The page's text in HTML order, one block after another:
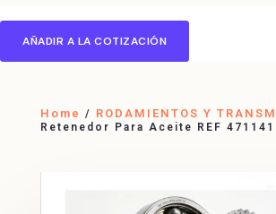
AÑADIR A LA COTIZACIÓN
Home / RODAMIENTOS Y
Retenedor Para Aceite REF 471141